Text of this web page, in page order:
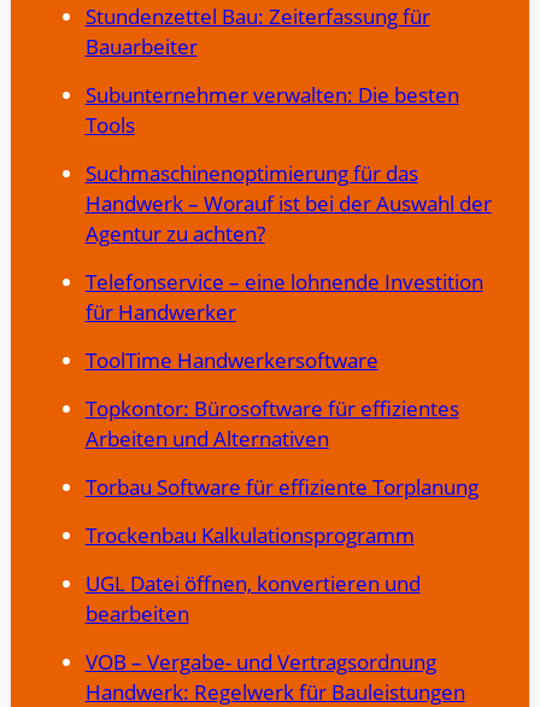
Stundenzettel Bau: Zeiterfassung für
Bauarbeiter
Subunternehmer verwalten: Die besten
Tools
Suchmaschinenoptimierung für das
Handwerk – Worauf ist bei der Auswahl der
Agentur zu achten?
Telefonservice – eine lohnende Investition
für Handwerker
ToolTime Handwerkersoftware
Topkontor: Bürosoftware für effizientes
Arbeiten und Alternativen
Torbau Software für effiziente Torplanung
Trockenbau Kalkulationsprogramm
UGL Datei öffnen, konvertieren und
bearbeiten
VOB – Vergabe- und Vertragsordnung
Handwerk: Regelwerk für Bauleistungen